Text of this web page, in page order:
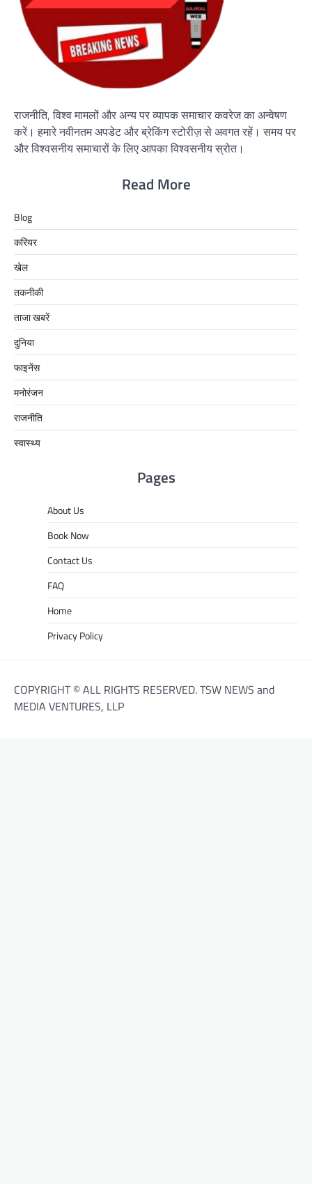
राजनीति, विश्व मामलों और अन्य पर व्यापक समाचार कवरेज का अन्वेषण
करें। हमारे नवीनतम अपडेट और ब्रेकिंग स्टोरीज़ से अवगत रहें। समय पर
और विश्वसनीय समाचारों के लिए आपका विश्वसनीय स्रोत।
Read More
Blog
करियर
खेल
तकनीकी
ताजा खबरें
दुनिया
फाइनेंस
मनोरंजन
राजनीति
स्वास्थ्य
Pages
About Us
Book Now
Contact Us
FAQ
Home
Privacy Policy
COPYRIGHT © ALL RIGHTS RESERVED. TSW NEWS and
MEDIA VENTURES, LLP